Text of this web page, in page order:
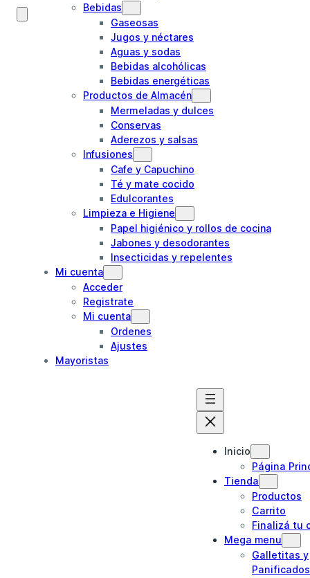
Bebidas
Gaseosas
Jugos y néctares
Aguas y sodas
Bebidas alcohólicas
Bebidas energéticas
Productos de Almacén
Mermeladas y dulces
Conservas
Aderezos y salsas
Infusiones
Cafe y Capuchino
Té y mate cocido
Edulcorantes
Limpieza e Higiene
Papel higiénico y rollos de cocina
Jabones y desodorantes
Insecticidas y repelentes
Mi cuenta
Acceder
Registrate
Mi cuenta
Ordenes
Ajustes
Mayoristas
Inicio
Página
Tienda
Productos
Carrito
Finalizá tu
Mega menu
Galletitas y
Panificados